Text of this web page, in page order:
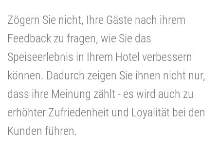
Zögern Sie nicht, Ihre Gäste nach ihrem
Feedback zu fragen, wie Sie das
Speiseerlebnis in Ihrem Hotel verbessern
können. Dadurch zeigen Sie ihnen nicht nur,
dass ihre Meinung zählt - es wird auch zu
erhöhter Zufriedenheit und Loyalität bei den
Kunden führen.